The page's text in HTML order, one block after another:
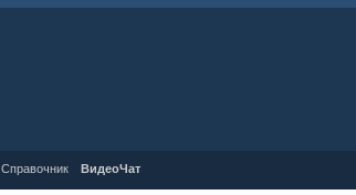
Справочник ВидеоЧат